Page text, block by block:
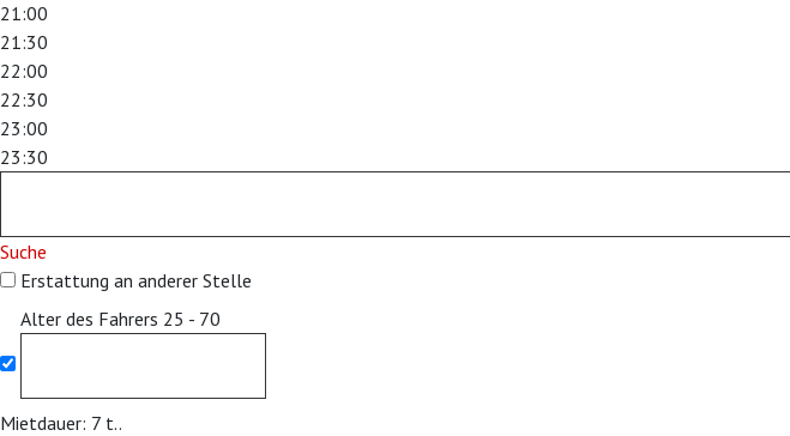
21:00
21:30
22:00
22:30
23:00
23:30
Suche
Erstattung an anderer Stelle
Alter des Fahrers 25 - 70
Mietdauer: 7 t..